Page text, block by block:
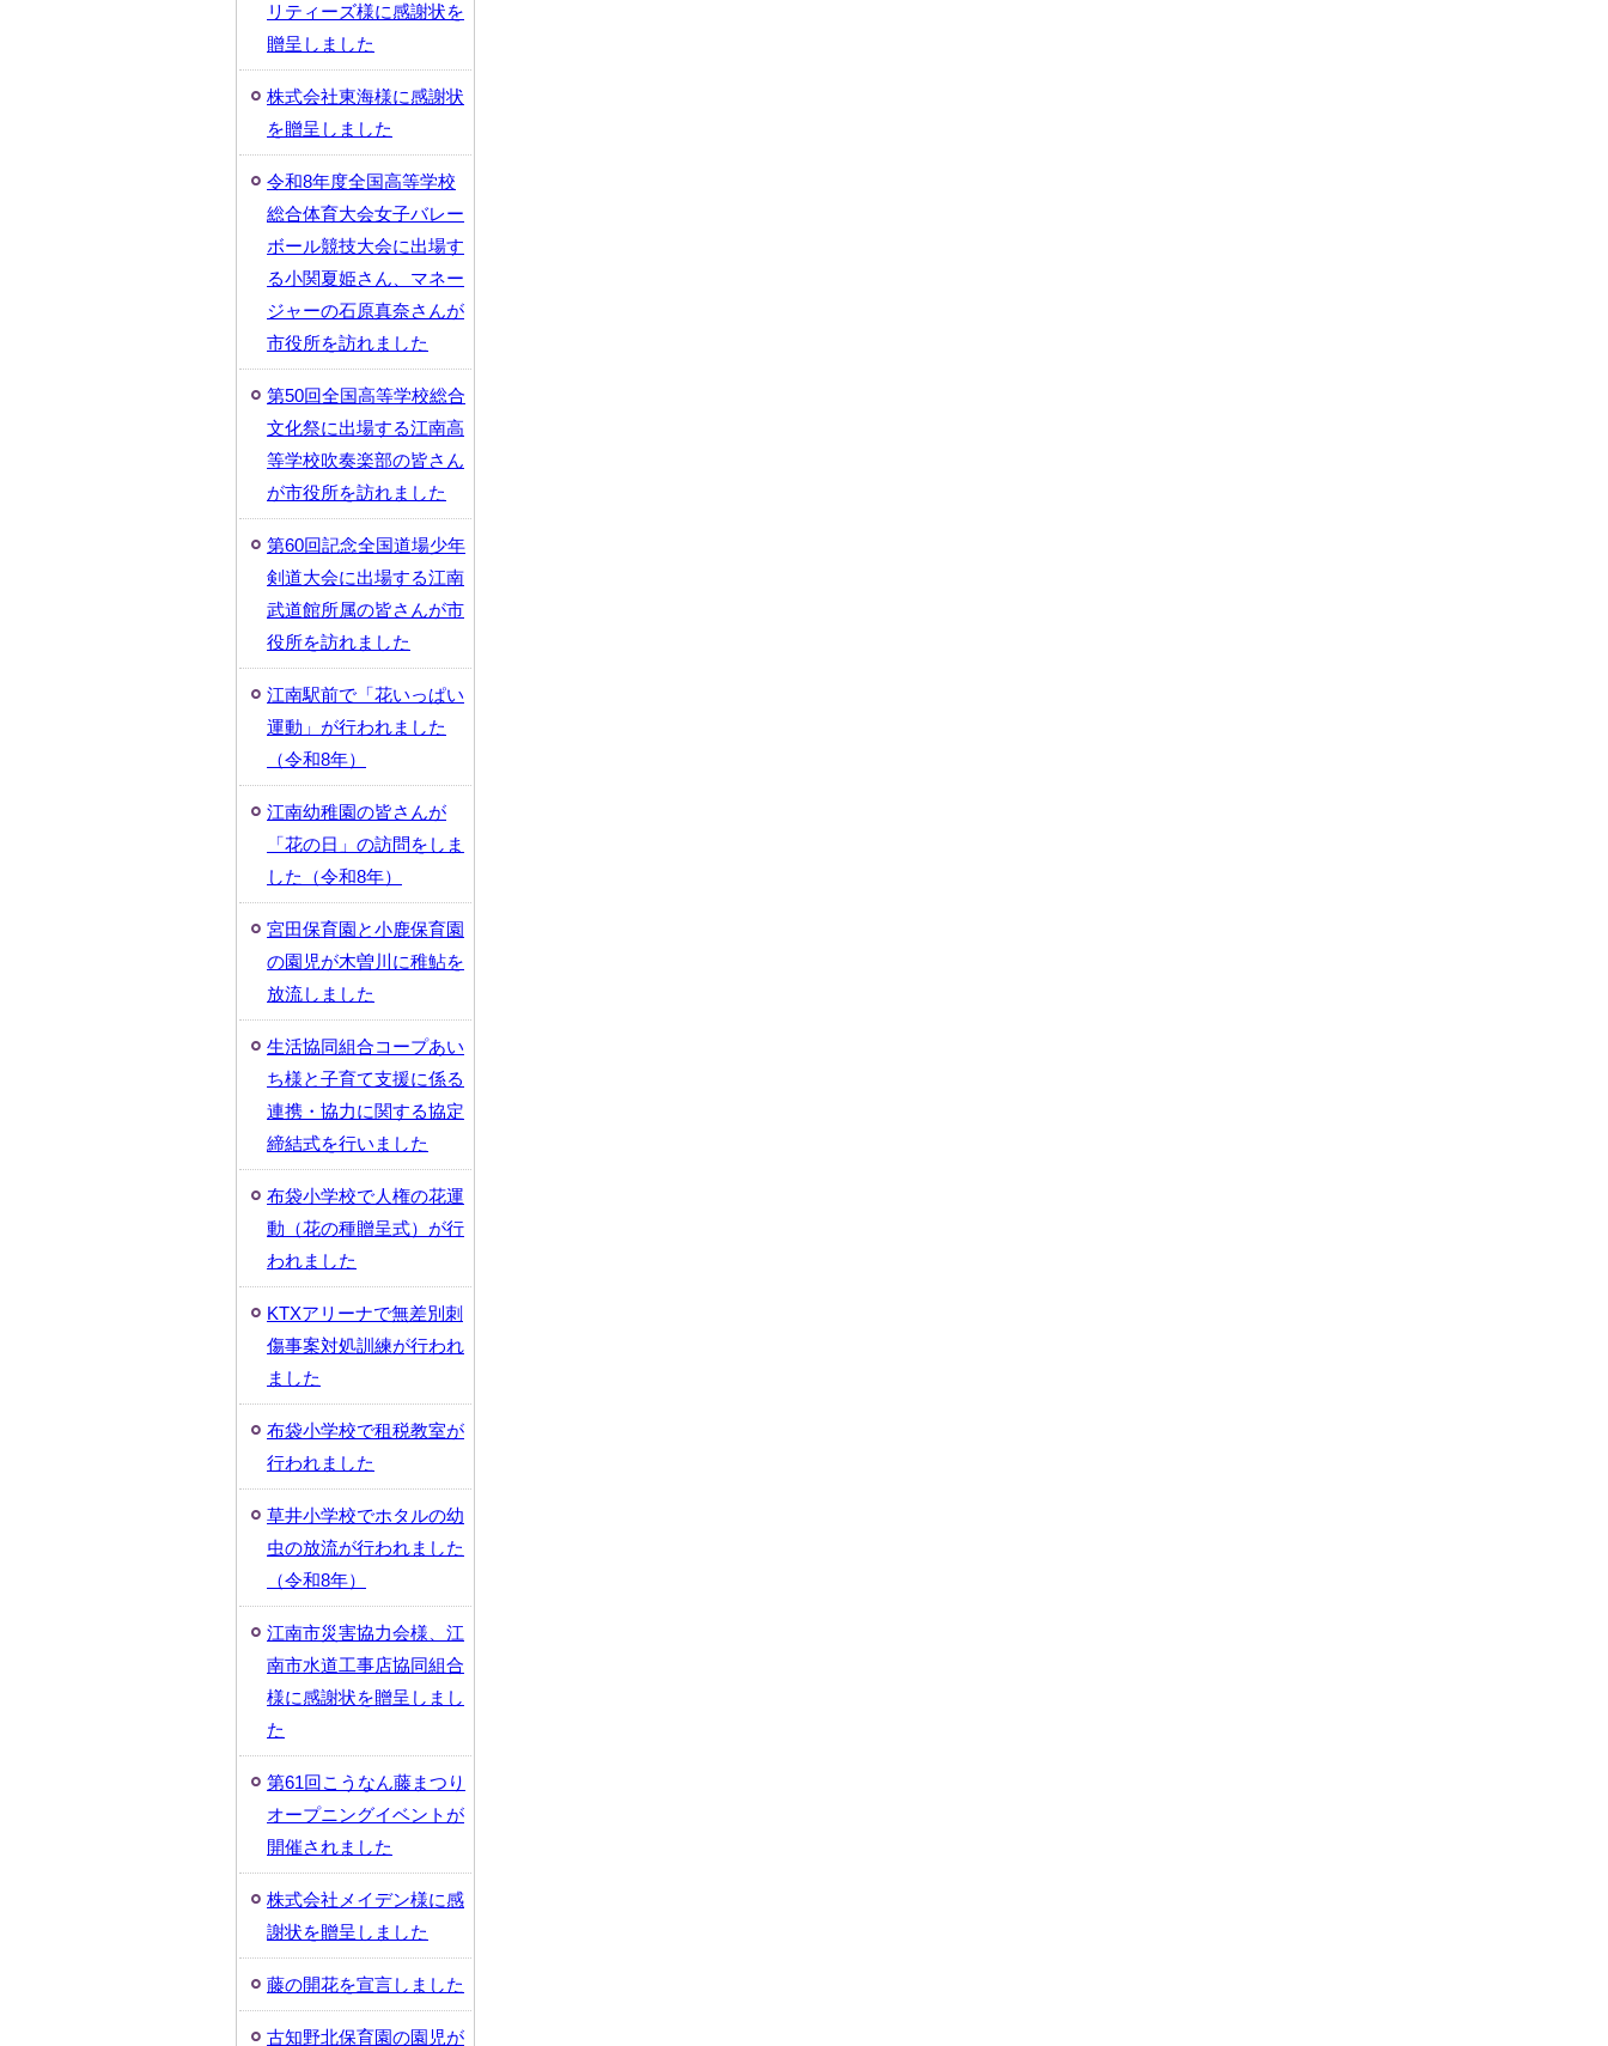
リティーズ様に感謝状を
贈呈しました
株式会社東海様に感謝状
を贈呈しました
令和8年度全国高等学校
総合体育大会女子バレー
ボール競技大会に出場す
る小関夏姫さん、マネー
ジャーの石原真奈さんが
市役所を訪れました
第50回全国高等学校総合
文化祭に出場する江南高
等学校吹奏楽部の皆さん
が市役所を訪れました
第60回記念全国道場少年
剣道大会に出場する江南
武道館所属の皆さんが市
役所を訪れました
江南駅前で「花いっぱい
運動」が行われました
（令和8年）
江南幼稚園の皆さんが
「花の日」の訪問をしま
した（令和8年）
宮田保育園と小鹿保育園
の園児が木曽川に稚鮎を
放流しました
生活協同組合コープあい
ち様と子育て支援に係る
連携・協力に関する協定
締結式を行いました
布袋小学校で人権の花運
動（花の種贈呈式）が行
われました
KTXアリーナで無差別刺
傷事案対処訓練が行われ
ました
布袋小学校で租税教室が
行われました
草井小学校でホタルの幼
虫の放流が行われました
（令和8年）
江南市災害協力会様、江
南市水道工事店協同組合
様に感謝状を贈呈しまし
た
第61回こうなん藤まつり
オープニングイベントが
開催されました
株式会社メイデン様に感
謝状を贈呈しました
藤の開花を宣言しました
古知野北保育園の園児が